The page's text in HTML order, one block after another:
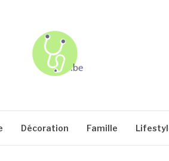
Décoration Famille